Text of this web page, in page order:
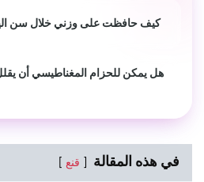
كيف حافظت على وزني خلال سن
هل يمكن للحزام المغناطيسي أن
في هذه المقالة قنع